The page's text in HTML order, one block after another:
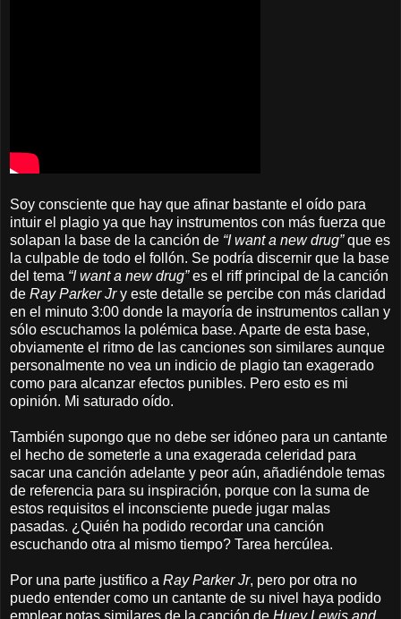
Soy consciente que hay que afinar bastante el oído para
intuir el plagio ya que hay instrumentos con más fuerza que
solapan la base de la canción de “I want a new drug”que es
la culpable de todo el follón. Se podría discernir que la base
del tema “I want a new drug”es el riff principal de la canción
de Ray Parker Jry este detalle se percibe con más claridad
en el minuto 3:00 donde la mayoría de instrumentos callan y
sólo escuchamos la polémica base. Aparte de esta base,
obviamente el ritmo de las canciones son similares aunque
personalmente no vea un indicio de plagio tan exagerado
como para alcanzar efectos punibles. Pero esto es mi
opinión. Mi saturado oído.
También supongo que no debe ser idóneo para un cantante
el hecho de someterle a una exagerada celeridad para
sacar una canción adelante y peor aún, añadiéndole temas
de referencia para su inspiración, porque con la suma de
estos requisitos el inconsciente puede jugar malas
pasadas. ¿Quién ha podido recordar una canción
escuchando otra al mismo tiempo? Tarea hercúlea.
Por una parte justifico a Ray Parker Jr, pero por otra no
puedo entender como un cantante de su nivel haya podido
emplear notas similares de la canción de Huey Lewis and